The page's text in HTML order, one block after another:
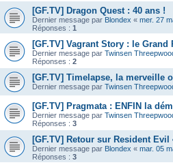
[GF.TV] Dragon Quest : 40 ans !
Dernier message par Blondex « mer. 27
Réponses : 1
[GF.TV] Vagrant Story : le
Dernier message par Twinsen
Réponses : 2
[GF.TV] Timelapse, la merveille
Dernier message par Twinsen
[GF.TV] Pragmata : ENFIN la
Dernier message par Twinsen
Réponses : 3
[GF.TV] Retour sur Resident Evil
Dernier message par Blondex « mar. 05
Réponses : 3